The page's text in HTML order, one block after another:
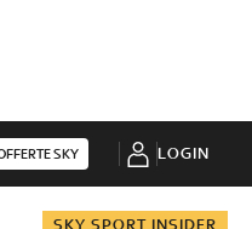
SKY LOGIN
SKY SPORT INSIDER